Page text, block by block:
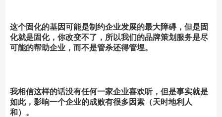
这个固化的基因可能是制约企业发展的最大障碍，但是固
化就是固化，你改变不了，所以我们的品牌策划服务是尽
可能的帮助企业，而不是管杀还得管埋。
我相信这样的话没有任何一家企业喜欢听，但是事实就是
如此，影响一个企业的成败有很多因素（天时地利人
和）。